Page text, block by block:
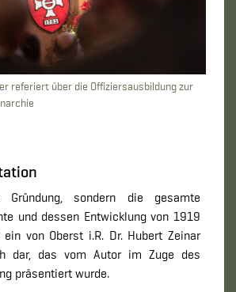
referiert über die Offiziersausbildung zur
sondern die gesamte
und dessen Entwicklung von 1919
von Oberst i.R. Dr. Hubert Zeinar
dar, das vom Autor im Zuge des
präsentiert wurde.